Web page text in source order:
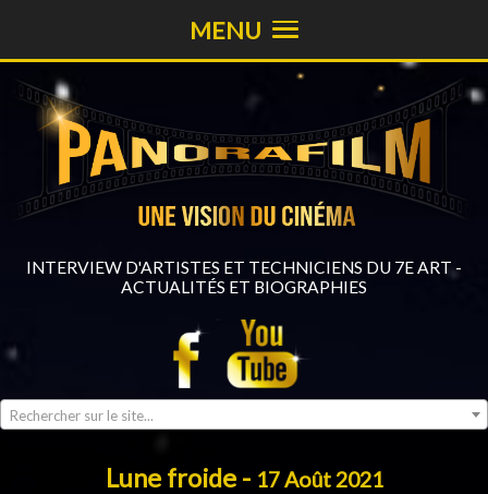
INTERVIEW D'ARTISTES ET TECHNICIENS DU 7E ART -
ACTUALITÉS ET BIOGRAPHIES
Rechercher sur le site...
MENU
Lune froide - 17 Août 2021